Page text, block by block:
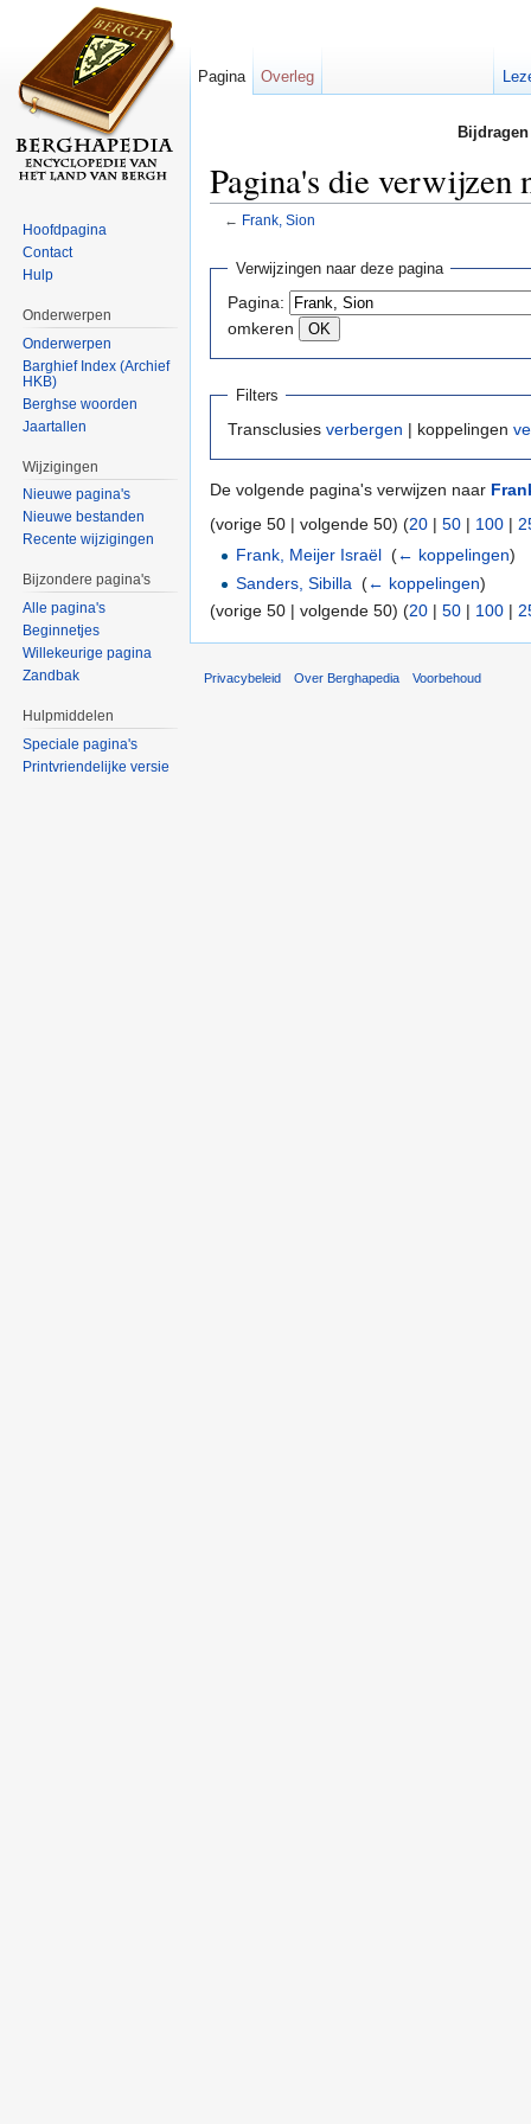
Pagina's die verwijzen
← Frank, Sion
Verwijzingen naar deze pagina
Pagina:
omkeren
Filters
Transclusies verbergen | koppelingen
De volgende pagina's verwijzen naar
(vorige 50 | volgende 50) (20 | 50 | 100 |
Frank, Meijer Israël ‎(← koppelingen)
Sanders, Sibilla ‎(← koppelingen)
(vorige 50 | volgende 50) (20 | 50 | 100 |
Pagina Overleg
Hoofdpagina
Contact
Hulp
Onderwerpen
Onderwerpen
Barghief Index (Archief
HKB)
Berghse woorden
Jaartallen
Wijzigingen
Nieuwe pagina's
Nieuwe bestanden
Recente wijzigingen
Bijzondere pagina's
Alle pagina's
Beginnetjes
Willekeurige pagina
Zandbak
Hulpmiddelen
Speciale pagina's
Printvriendelijke versie
Privacybeleid Over Berghapedia Voorbehoud